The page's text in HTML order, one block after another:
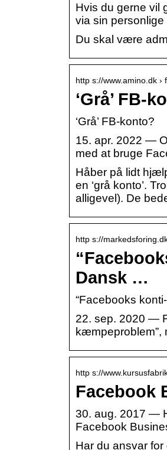
Hvis du gerne vil
via sin
Du skal være
http s://www.amino.dk ›
‘Grå’ FB-
‘Grå’ FB-konto?
15. apr. 2022 —
med at bruge
Håber på lidt
en ‘grå konto’.
alligevel). De
http s://
Dansk …
“Facebooks
22. sep. 2020 —
kæmpeproblem”,
http s://
Facebook
30. aug. 2017 —
Facebook
Har du ansvar